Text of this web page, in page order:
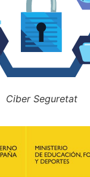
Ciber Seguretat